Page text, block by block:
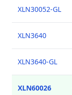
XLN30052-GL
XLN3640
XLN3640-GL
XLN60026